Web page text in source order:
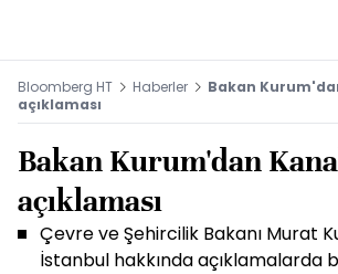
Bloomberg HT Haberler
Bakan
açıklaması
Bakan Kurum'dan
açıklaması
Çevre ve Şehircilik Bakanı Murat
İstanbul hakkında açıklamalarda